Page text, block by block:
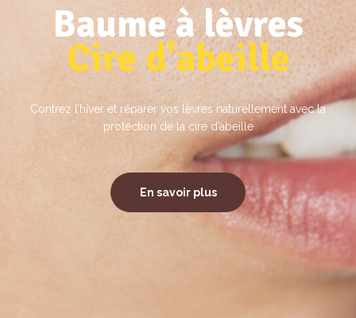
Baume à lèvres
Cire d'abeille
Contrez l’hiver et réparer vos lèvres naturellement avec la
protection de la cire d’abeille
En savoir plus